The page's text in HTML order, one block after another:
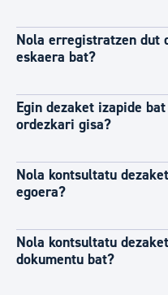
Nola erregistratzen dut
eskaera bat?
Egin dezaket izapide
ordezkari gisa?
Nola kontsultatu
egoera?
Nola kontsultatu
dokumentu bat?